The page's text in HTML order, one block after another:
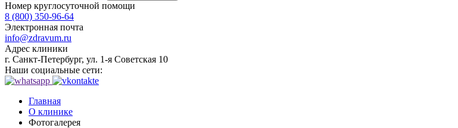
Номер круглосуточной помощи
8 (800) 350-96-64
Электронная почта
info@zdravum.ru
Адрес клиники
г. Санкт-Петербург, ул. 1-я Советская 10
Наши социальные сети:
Главная
О клинике
Фотогалерея